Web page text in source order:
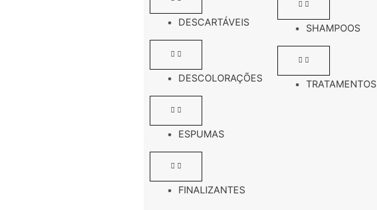
DESCARTÁVEIS
DESCOLORAÇÕES
ESPUMAS
FINALIZANTES
SHAMPOOS
TRATAMENTOS